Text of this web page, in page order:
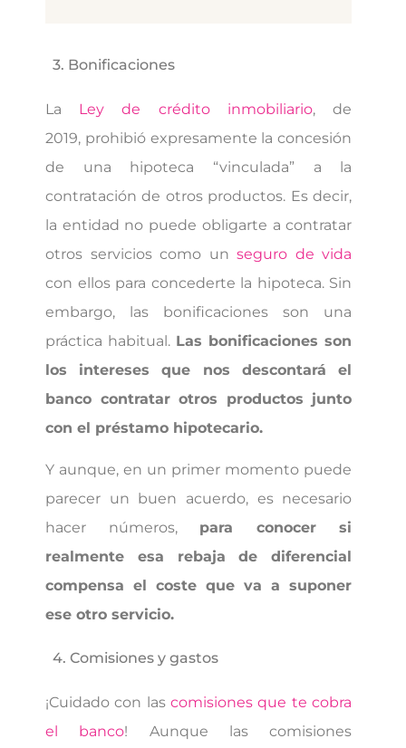
3. Bonificaciones
La Ley de crédito inmobiliario, de
2019, prohibió expresamente la concesión
de una hipoteca “vinculada” a la
contratación de otros productos. Es decir,
la entidad no puede obligarte a contratar
otros servicios como unseguro de vida
con ellos para concederte la hipoteca. Sin
embargo, las bonificaciones son una
práctica habitual. Las bonificaciones son
los intereses que nos descontará el
banco contratar otros productos junto
con el préstamo hipotecario.
Y aunque, en un primer momento puede
parecer un buen acuerdo, es necesario
hacer números, para conocer si
realmente esa rebaja de diferencial
compensa el coste que va a suponer
ese otro servicio.
4. Comisiones y gastos
¡Cuidado con lascomisiones que te cobra
el banco! Aunque las comisiones